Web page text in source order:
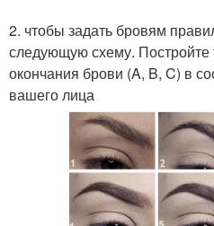
2. чтобы задать бровям
следующую схему. Постройте
окончания брови (A, B, C) в
вашего лица